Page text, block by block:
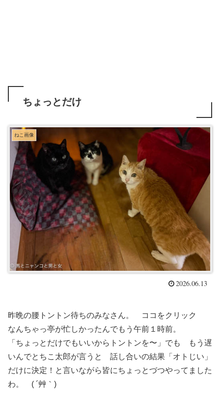
ちょっとだけ
ねこ画像
2026.06.13
昨晩の腰トントン待ちのみなさん。 ココをクリック
なんちゃっ亭が忙しかったんでもう午前１時前。
「ちょっとだけでもいいからトントンを〜」でも もう遅
いんでとちこ太郎が言うと 話し合いの結果「オトじい」
だけに決定！と言いながら皆にちょっとづつやってました
わ。 ( ´艸｀)